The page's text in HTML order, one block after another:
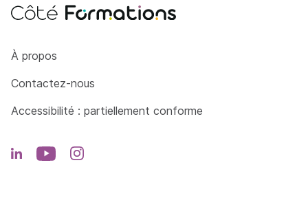
Côté Formations
À propos
Contactez-nous
Accessibilité : partiellement conforme